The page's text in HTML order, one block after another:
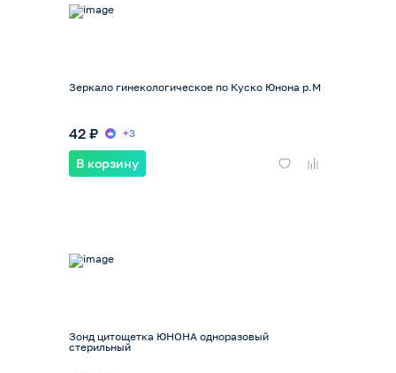
Зеркало гинекологическое по Куско Юнона р.M
42 ₽ +3
В корзину
Зонд цитощетка ЮНОНА одноразовый
стерильный